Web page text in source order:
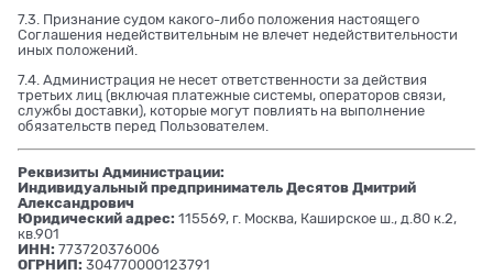
7.3. Признание судом какого-либо положения настоящего
Соглашения недействительным не влечет недействительности
иных положений.
7.4. Администрация не несет ответственности за действия
третьих лиц (включая платежные системы, операторов связи,
службы доставки), которые могут повлиять на выполнение
обязательств перед Пользователем.
Реквизиты Администрации:
Индивидуальный предприниматель Десятов Дмитрий
Александрович
Юридический адрес: 115569, г. Москва, Каширское ш., д.80 к.2,
кв.901
ИНН: 773720376006
ОГРНИП: 304770000123791